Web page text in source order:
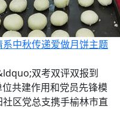
中秋传递爱做月饼主题
双考双评双报到
共建作用和党员先锋模
区党总支携手榆林市直